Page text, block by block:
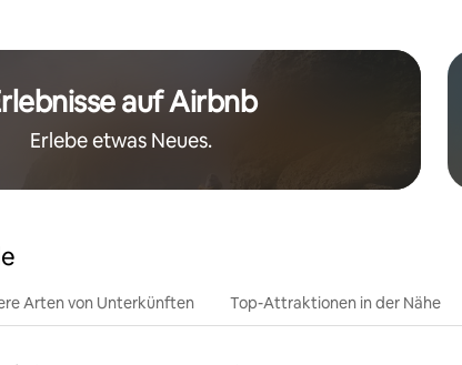
auf Airbnb
Erlebe etwas Neues.
Arten von Unterkünften Top-Attraktionen in der Nähe